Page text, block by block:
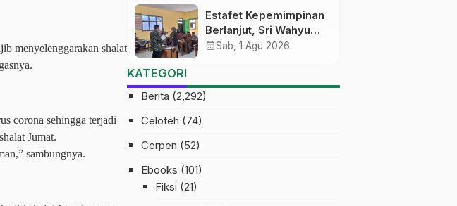
menyelenggarakan shalat
corona sehingga terjadi
Jumat.
sambungnya.
Estafet Kepemimpinan
Berlanjut, Sri Wahyu
Susilowati Resmi
calendar_monthSab, 1 Agu 2026
KATEGORI
Berita (2,292)
Celoteh (74)
Cerpen (52)
Ebooks (101)
Fiksi (21)